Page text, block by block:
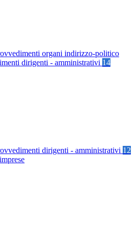
organi indirizzo-politico
dirigenti - amministrativi 14
dirigenti - amministrativi 12